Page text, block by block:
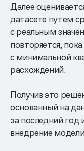
Далее
датасете путем
с реальным
повторяется,
с минимальной
расхождений.
Получив это
основанный на
за последний
внедрение